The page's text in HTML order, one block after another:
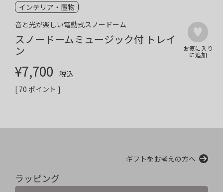
インテリア・置物
音と光が楽しい電動式スノードーム
スノードームミュージック付 トレイ
ン
¥7,700
税込
[ 70 ポイント ]
ギフトをお考えの方へ
ラッピング